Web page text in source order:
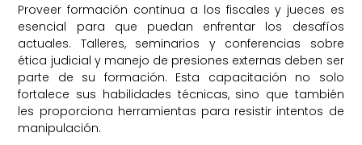
Proveer formación continua a los fiscales y jueces es
esencial para que puedan enfrentar los desafíos
actuales. Talleres, seminarios y conferencias sobre
ética judicial y manejo de presiones externas deben ser
parte de su formación. Esta capacitación no solo
fortalece sus habilidades técnicas, sino que también
les proporciona herramientas para resistir intentos de
manipulación.